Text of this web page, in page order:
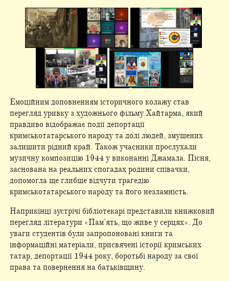
Емоційним доповненням історичного колажу став
перегляд уривку з художнього фільму Хайтарма, який
правдиво відображає події депортації
кримськотатарського народу та долі людей, змушених
залишити рідний край. Також учасники прослухали
музичну композицію 1944 у виконанні Джамала. Пісня,
заснована на реальних спогадах родини співачки,
допомогла ще глибше відчути трагедію
кримськотатарського народу та його незламність.
Наприкінці зустрічі бібліотекарі представили книжковий
перегляд літератури «Пам’ять, що живе у серцях». До
уваги студентів були запропоновані книги та
інформаційні матеріали, присвячені історії кримських
татар, депортації 1944 року, боротьбі народу за свої
права та повернення на батьківщину.